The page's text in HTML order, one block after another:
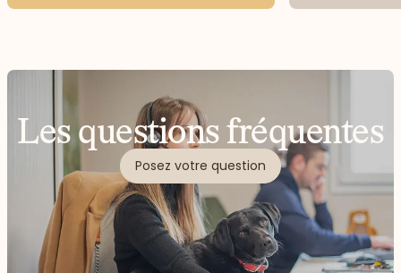
Les questions fréquentes
Posez votre question